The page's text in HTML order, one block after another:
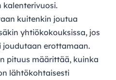
kalenterivuosi.
kuitenkin joutua
yhtiökokouksissa, jos
joudutaan erottamaan.
pituus määrittää, kuinka
lähtökohtaisesti